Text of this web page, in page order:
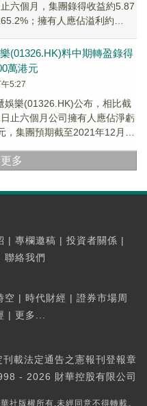
六個月，集團錄得收益約5.87
；擁有人應佔溢利約
(01326.HK)料中期轉盈錄得
萬港元
5:27
娛樂(01326.HK)公布，相比截
止六個月公司擁有人應佔淨虧
，集團預期截至2021年12月31
多
| 專欄邀稿 | 投資者關係 |
聯絡我們
空 | 時代財經 | 證券市場周
| 更多...
刊載法定通告之憲報刊登報章
- 2026 財華控股有限公司
社版權所有,未經同意不得轉載。